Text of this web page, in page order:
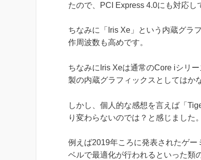
たので、PCI Express 4.0にも対応し
ちなみに「Iris Xe」という内蔵グラ
作周波数も高めです。
ちなみにIris Xeは通常のCore iシリ
製の内蔵グラフィックスとしてはか
しかし、個人的な感想を言えば「
り変わらないのでは？と感じました。
例えば2019年ころに発表されたゲ
ベルで最適化が行われるといった類